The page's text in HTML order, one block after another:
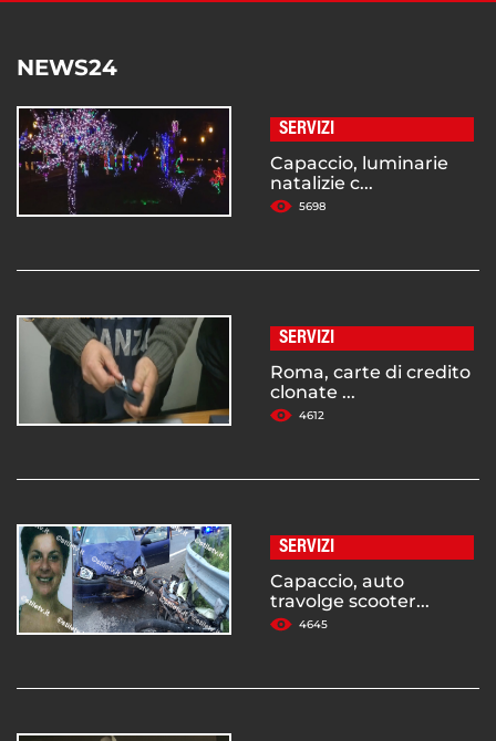
NEWS24
SERVIZI
Capaccio, luminarie
natalizie c...
5698
SERVIZI
Roma, carte di credito
clonate ...
4612
SERVIZI
Capaccio, auto
travolge scooter...
4645